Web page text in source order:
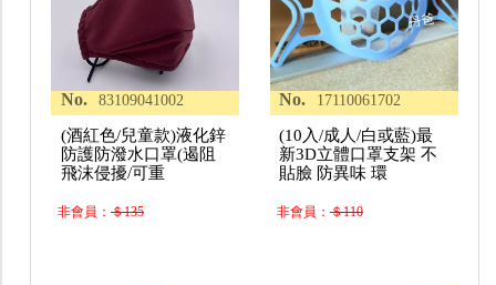
No. 83109041002
(酒紅色/兒童款)液化鋅
防護防潑水口罩(遏阻
飛沫侵擾/可重
非會員：＄135
No. 17110061702
(10入/成人/白或藍)最
新3D立體口罩支架 不
貼臉 防異味 環
非會員：＄110